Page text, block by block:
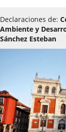
Declaraciones de:
Ambiente y
Sánchez Esteban